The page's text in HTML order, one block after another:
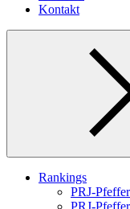
Kontakt
Rankings
PRJ-
PRJ-